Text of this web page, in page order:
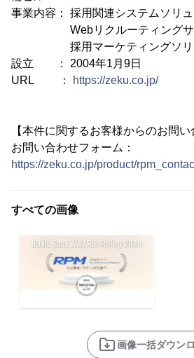
事業内容： 採用関連システムソリ
Webリクルーティングサ
採用マーケティングソリュ
設立 ： 2004年1月9日
URL ：
https://zeku.co.jp/
【本件に関するお客様からのお問い
お問い合わせフォーム：
https://zeku.co.jp/product/
すべての画像
画像一括ダウン